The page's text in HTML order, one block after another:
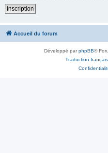
Inscription
Accueil du forum
Développé parphpBB®
Traduction